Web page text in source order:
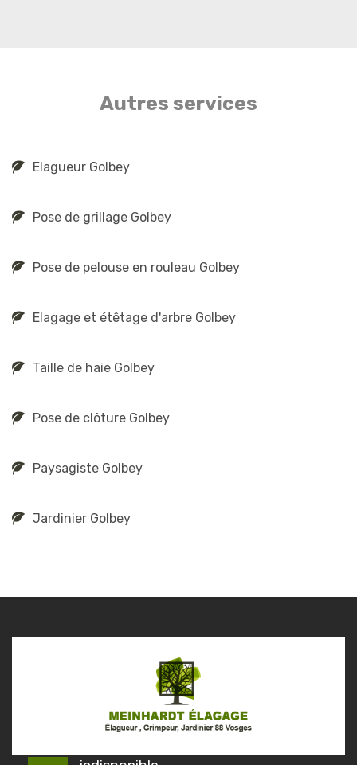
Autres services
Elagueur Golbey
Pose de grillage Golbey
Pose de pelouse en rouleau Golbey
Elagage et étêtage d'arbre Golbey
Taille de haie Golbey
Pose de clôture Golbey
Paysagiste Golbey
Jardinier Golbey